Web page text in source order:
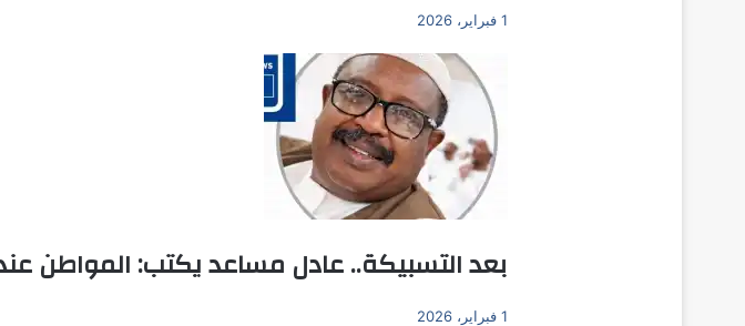
1 فبراير، 2026
بعد التسبيكة.. عادل مساعد يكتب: المواطن
1 فبراير، 2026